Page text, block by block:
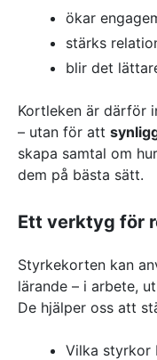
ökar
stärks
blir det
Kortleken är därför
– utan för att
skapa samtal om
dem på bästa sätt.
Ett verktyg för
Styrkekorten kan
lärande – i arbete,
De hjälper oss att
Vilka styrkor